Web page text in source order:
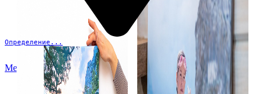
Определение...
Меню